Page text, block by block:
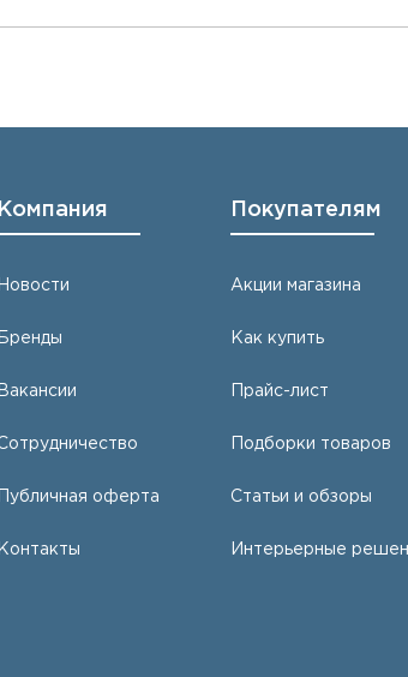
Компания
Новости
Бренды
Вакансии
Публичная оферта
Контакты
Покупателям
Акции магазина
Как купить
Прайс-лист
Подборки товаров
Статьи и обзоры
Интерьерные